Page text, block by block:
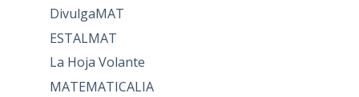
DivulgaMAT
ESTALMAT
La Hoja Volante
MATEMATICALIA